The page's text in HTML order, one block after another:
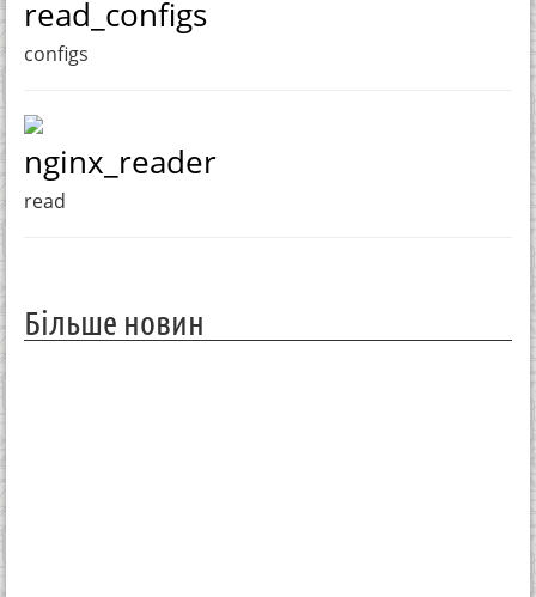
read_configs
configs
nginx_reader
read
Більше новин